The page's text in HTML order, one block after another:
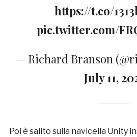
https://t.co/
pic.twitter.com/
— Richard Branson
July 11,
Poi è salito sulla navicella Unity